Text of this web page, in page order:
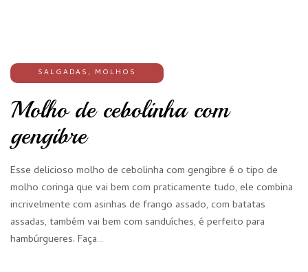
SALGADAS, MOLHOS
Molho de cebolinha com
gengibre
Esse delicioso molho de cebolinha com gengibre é o tipo de
molho coringa que vai bem com praticamente tudo, ele combina
incrivelmente com asinhas de frango assado, com batatas
assadas, também vai bem com sanduíches, é perfeito para
hambúrgueres. Faça…